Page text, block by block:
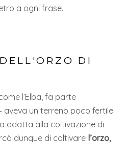
a ogni frase.
DI
l’Elba, fa parte
aveva un terreno poco fertile
adatta alla coltivazione di
dunque di coltivare l’orzo,